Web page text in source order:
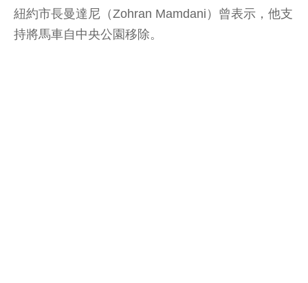
紐約市長曼達尼（Zohran Mamdani）曾表示，他支
持將馬車自中央公園移除。